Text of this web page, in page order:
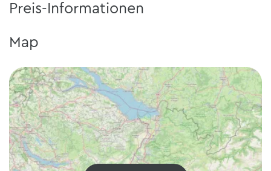
Preis-Informationen
Map